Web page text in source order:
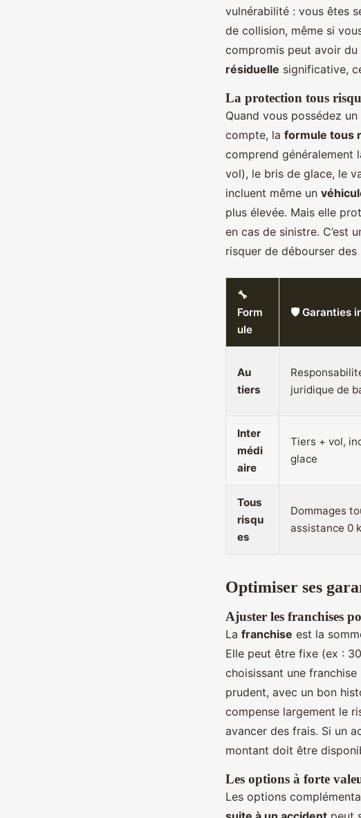
vulnérabilité : vous êtes
de collision, même si
compromis peut avoir du
résiduelle significative,
La protection tous
Quand vous possédez
compte, la formule tous
comprend généralement
vol), le bris de glace, le
incluent même un
plus élevée. Mais elle
en cas de sinistre. C’est
risquer de débourser des
🔧
Form
ule
🛡️ Garanties
Au
tiers
juridique de
Inter
médi
aire
Tiers + vol,
glace
Tous
risqu
es
Dommages
assistance 0
Optimiser ses
Ajuster les franchises
La franchise est la
Elle peut être fixe (ex :
choisissant une
prudent, avec un bon
compense largement le
avancer des frais. Si un
montant doit être
Les options à forte
Les options